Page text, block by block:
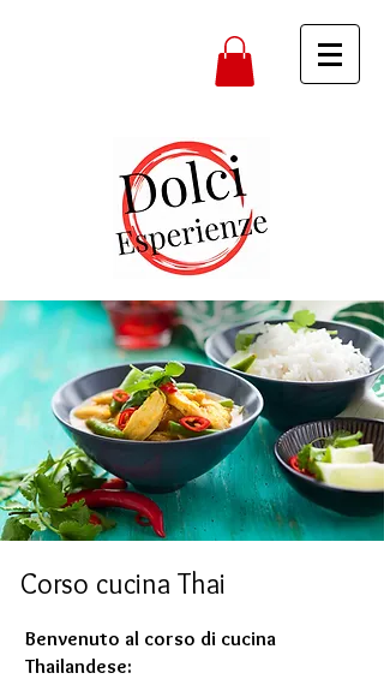
Corso cucina Thai
Benvenuto al corso di cucina
Thailandese: